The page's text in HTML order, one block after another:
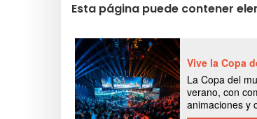
Esta página puede contener